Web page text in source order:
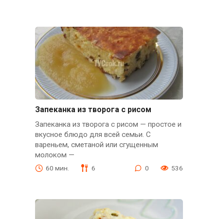
Запеканка из творога с рисом
Запеканка из творога с рисом — простое и
вкусное блюдо для всей семьи. С
вареньем, сметаной или сгущенным
молоком —
60 мин. 6 0 536